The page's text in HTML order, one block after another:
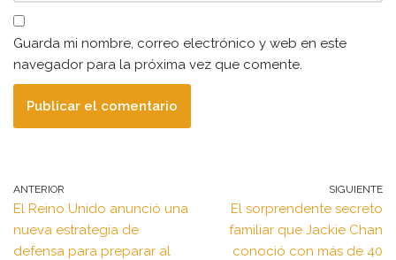
Guarda mi nombre, correo electrónico y web en este
navegador para la próxima vez que comente.
ANTERIOR
El Reino Unido anunció una
nueva estrategia de
defensa para preparar al
SIGUIENTE
El sorprendente secreto
familiar que Jackie Chan
conoció con más de 40